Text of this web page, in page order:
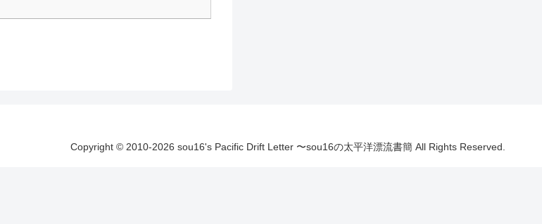
Copyright © 2010-2026 sou16's Pacific Drift Letter 〜sou16の太平洋漂流書簡 All Rights Reserved.